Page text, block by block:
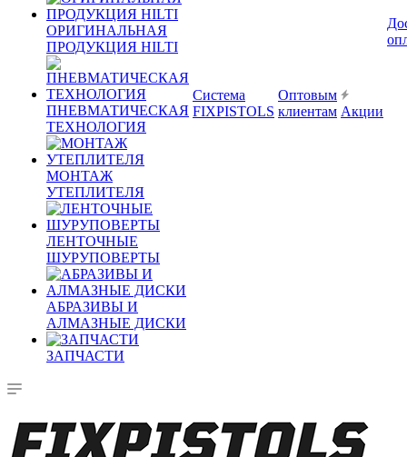
ОРИГИНАЛЬНАЯ
ПРОДУКЦИЯ HILTI
ПНЕВМАТИЧЕСКАЯ
ТЕХНОЛОГИЯ
МОНТАЖ
УТЕПЛИТЕЛЯ
ЛЕНТОЧНЫЕ
ШУРУПОВЕРТЫ
АБРАЗИВЫ И
АЛМАЗНЫЕ ДИСКИ
ЗАПЧАСТИ
Система
FIXPISTOLS
Оптовым
клиентам Акции